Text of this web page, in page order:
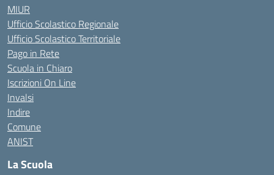
MIUR
Ufficio Scolastico Regionale
Ufficio Scolastico Territoriale
Pago in Rete
Scuola in Chiaro
Iscrizioni On Line
Invalsi
Indire
Comune
ANIST
La Scuola